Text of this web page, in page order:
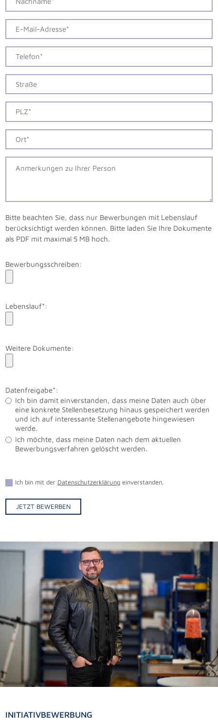
Bitte beachten Sie, dass nur Bewerbungen mit Lebenslauf
berücksichtigt werden können. Bitte laden Sie Ihre Dokumente
als PDF mit maximal 5 MB hoch.
Bewerbungsschreiben:
Lebenslauf*:
Weitere Dokumente:
Datenfreigabe*:
Ich bin damit einverstanden, dass meine Daten auch über
eine konkrete Stellenbesetzung hinaus gespeichert werden
und ich auf interessante Stellenangebote hingewiesen
werde.
Ich möchte, dass meine Daten nach dem aktuellen
Bewerbungsverfahren gelöscht werden.
Ich bin mit der Datenschutzerklärung einverstanden.
JETZT BEWERBEN
INITIATIVBEWERBUNG